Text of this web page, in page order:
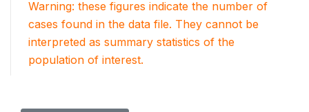
Warning: these figures indicate the number of
cases found in the data file. They cannot be
interpreted as summary statistics of the
population of interest.